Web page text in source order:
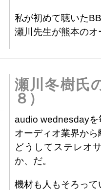
私が初めて聴いた
瀬川先生が熊本の
瀬川冬樹氏
８）
audio wednesdayを
オーディオ業界か
どうしてステレオ
か、だ。
機材も人もそろっ